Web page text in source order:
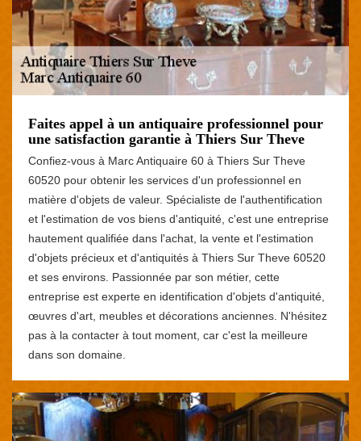
Faites appel à un antiquaire professionnel pour
une satisfaction garantie à Thiers Sur Theve
Confiez-vous à Marc Antiquaire 60 à Thiers Sur Theve
60520 pour obtenir les services d'un professionnel en
matière d'objets de valeur. Spécialiste de l'authentification
et l'estimation de vos biens d'antiquité, c'est une entreprise
hautement qualifiée dans l'achat, la vente et l'estimation
d'objets précieux et d'antiquités à Thiers Sur Theve 60520
et ses environs. Passionnée par son métier, cette
entreprise est experte en identification d'objets d'antiquité,
œuvres d'art, meubles et décorations anciennes. N'hésitez
pas à la contacter à tout moment, car c'est la meilleure
dans son domaine.